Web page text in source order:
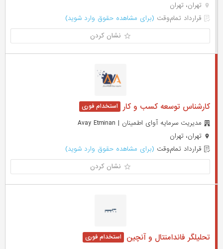
تهران، تهران
قرارداد تمام‌وقت (برای مشاهده حقوق وارد شوید)
نشان کردن
کارشناس توسعه کسب و کار
مدیریت سرمایه آوای اطمینان | Avay Etminan
تهران، تهران
قرارداد تمام‌وقت (برای مشاهده حقوق وارد شوید)
نشان کردن
تحلیلگر فاندامنتال و آنچین